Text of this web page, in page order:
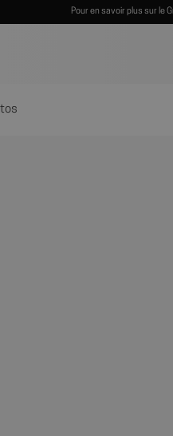
Pour en savoir plus sur le